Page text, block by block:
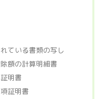
ている書類の写し
額の計算明細書
明書
証明書